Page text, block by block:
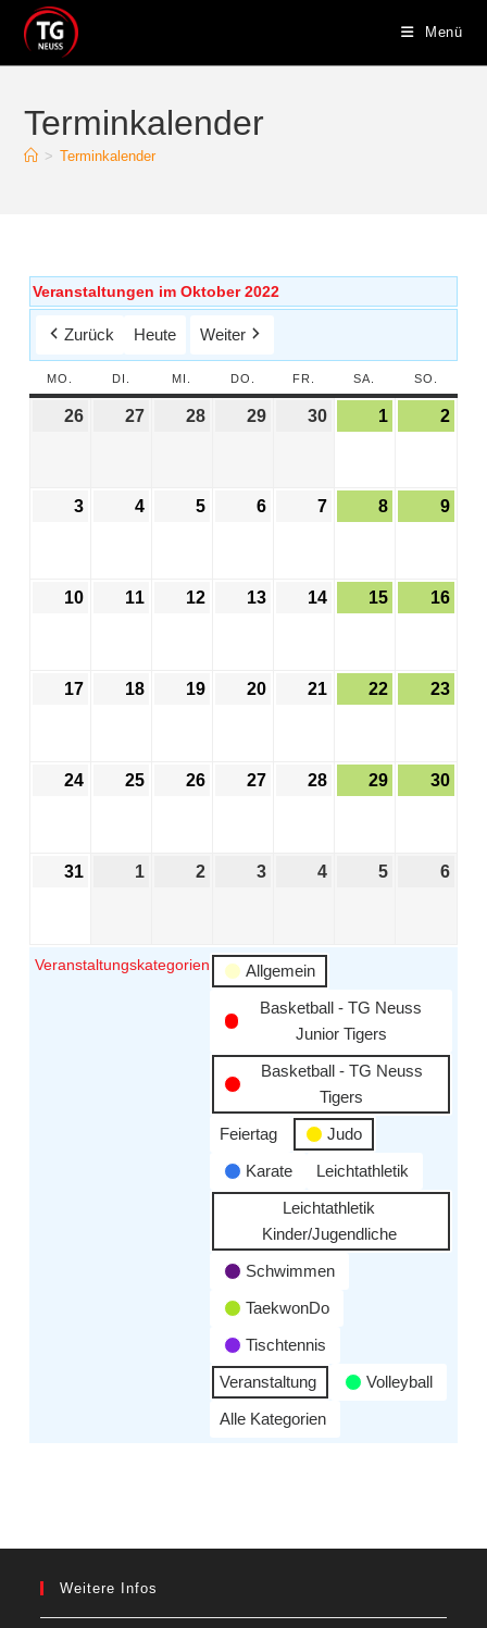
Menü
Terminkalender
> Terminkalender
Veranstaltungen im Oktober 2022
Zurück Heute Weiter
MO. DI. MI. DO. FR. SA. SO.
26 27 28 29 30 1 2
3 4 5 6 7 8 9
10 11 12 13 14 15 16
17 18 19 20 21 22 23
24 25 26 27 28 29 30
31 1 2 3 4 5 6
Veranstaltungskategorien
Allgemein
Basketball - TG Neuss
Junior Tigers
Basketball - TG Neuss
Tigers
Feiertag
Judo
Karate
Leichtathletik
Leichtathletik
Kinder/Jugendliche
Schwimmen
TaekwonDo
Tischtennis
Veranstaltung
Volleyball
Alle Kategorien
Weitere Infos